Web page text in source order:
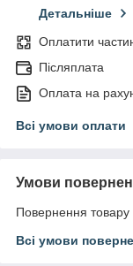
Детальніше
Оплатити
Післяплата
Оплата на
Всі умови оплати
Умови
Повернення товару
Всі умови